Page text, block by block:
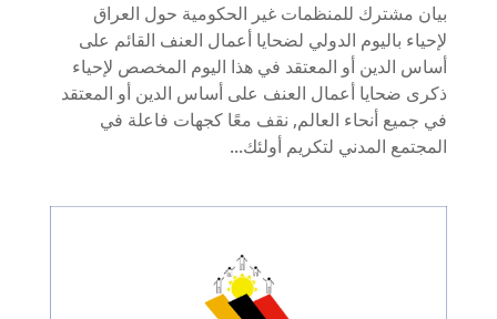
بيان مشترك للمنظمات غير الحكومية حول العراق
لإحياء باليوم الدولي لضحايا أعمال العنف القائم على
أساس الدين أو المعتقد في هذا اليوم المخصص لإحياء
ذكرى ضحايا أعمال العنف على أساس الدين أو المعتقد
في جميع أنحاء العالم, نقف معًا كجهات فاعلة في
المجتمع المدني لتكريم أولئك...